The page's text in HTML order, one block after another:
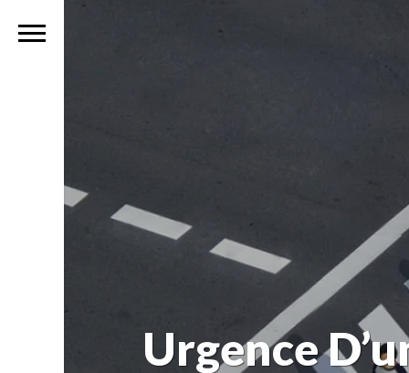
Urgence